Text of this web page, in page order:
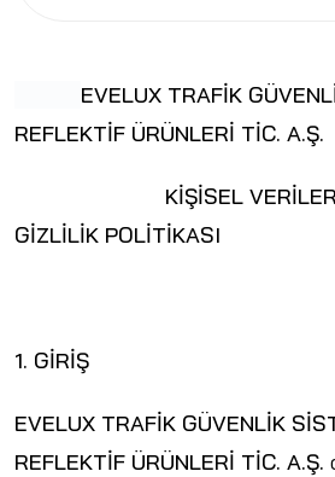
EVELUX TRAFİK
REFLEKTİF ÜRÜNLERİ TİC. A.Ş.
KİŞİSEL VERİLERİN
GİZLİLİK POLİTİKASI
1. GİRİŞ
EVELUX TRAFİK GÜVENLİK
REFLEKTİF ÜRÜNLERİ TİC. A.Ş.